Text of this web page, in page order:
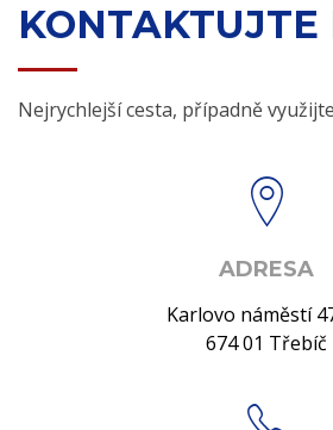
KONTAKTUJTE
Nejrychlejší cesta, případně
ADRESA
Karlovo náměstí
674 01 Třebíč